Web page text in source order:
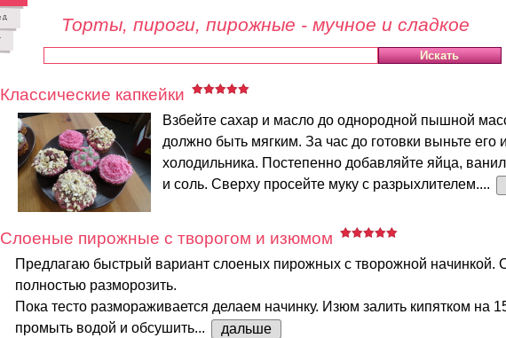
Торты, пироги, пирожные - мучное и сладкое
Классические капкейки
Взбейте сахар и масло до однородной пышной
должно быть мягким. За час до готовки выньте его
холодильника. Постепенно добавляйте яйца,
и соль. Сверху просейте муку с разрыхлителем....
Слоеные пирожные с творогом и изюмом
Предлагаю быстрый вариант слоеных пирожных с творожной начинкой.
полностью разморозить.
Пока тесто размораживается делаем начинку. Изюм залить кипятком на
промыть водой и обсушить...
дальше